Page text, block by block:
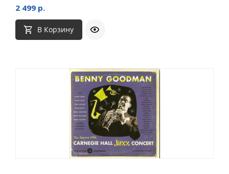
2 499 р.
В Корзину